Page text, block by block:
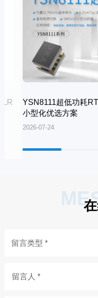
YSN8111超低功耗
小型化优选方案
2026-07-24
留言人 *